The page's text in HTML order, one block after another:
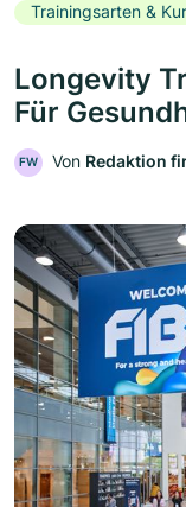
Trainingsarten &
Longevity
Für
FW Von Redaktion